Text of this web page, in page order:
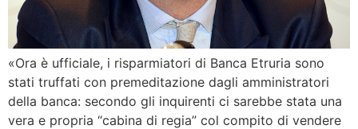
«Ora è ufficiale, i risparmiatori di Banca Etruria sono
stati truffati con premeditazione dagli amministratori
della banca: secondo gli inquirenti ci sarebbe stata una
vera e propria “cabina di regia” col compito di vendere